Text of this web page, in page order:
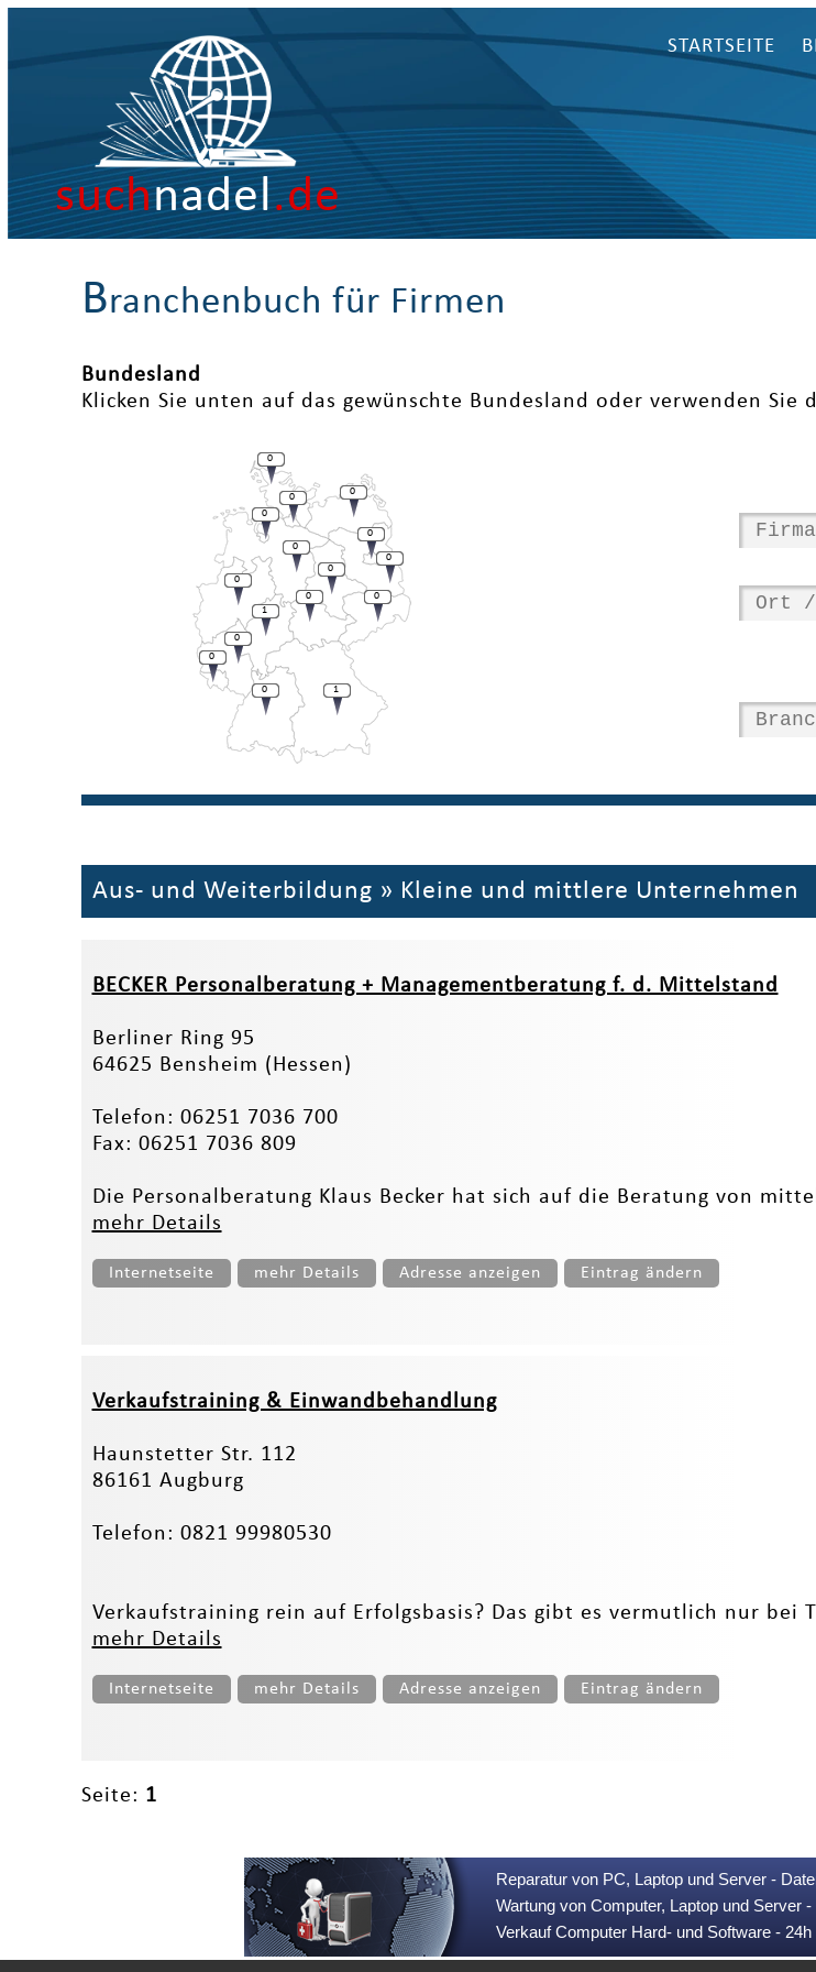
suchnadel.de
STARTSEITE
Branchenbuch für Firmen
Bundesland
Klicken Sie unten auf das gewünschte Bundesland oder verwenden Sie
0
0
0
0
0
0
0
0
0
0
0
1
0
0
0
1
Aus- und Weiterbildung » Kleine und mittlere Unternehmen
BECKER Personalberatung + Managementberatung f. d. Mittelstand
Berliner Ring 95
64625 Bensheim (Hessen)
Telefon: 06251 7036 700
Fax: 06251 7036 809
Die Personalberatung Klaus Becker hat sich auf die Beratung von
mehr Details
Internetseite mehr Details Adresse anzeigen Eintrag ändern
Verkaufstraining & Einwandbehandlung
Haunstetter Str. 112
86161 Augburg
Telefon: 0821 99980530
Verkaufstraining rein auf Erfolgsbasis? Das gibt es vermutlich nur bei
mehr Details
Internetseite mehr Details Adresse anzeigen Eintrag ändern
Seite: 1
Reparatur von PC, Laptop und Server -
Wartung von Computer, Laptop und Server
Verkauf Computer Hard- und Software -